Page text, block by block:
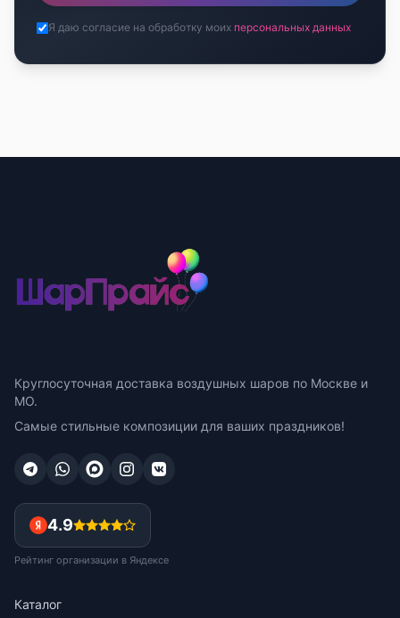
Я даю согласие на обработку моих персональных данных
Круглосуточная доставка воздушных шаров по Москве и
МО.
Самые стильные композиции для ваших праздников!
4.9
Рейтинг организации в Яндексе
Каталог